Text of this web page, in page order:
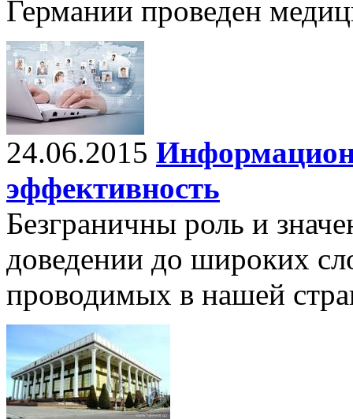
Германии проведен
24.06.2015
эффективность
Безграничны роль и
доведении до широких
проводимых в нашей